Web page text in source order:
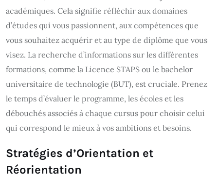
académiques. Cela signifie réfléchir aux domaines
d’études qui vous passionnent, aux compétences que
vous souhaitez acquérir et au type de diplôme que vous
visez. La recherche d’informations sur les différentes
formations, comme la Licence STAPS ou le bachelor
universitaire de technologie (BUT), est cruciale. Prenez
le temps d’évaluer le programme, les écoles et les
débouchés associés à chaque cursus pour choisir celui
qui correspond le mieux à vos ambitions et besoins.
Stratégies d’Orientation et
Réorientation